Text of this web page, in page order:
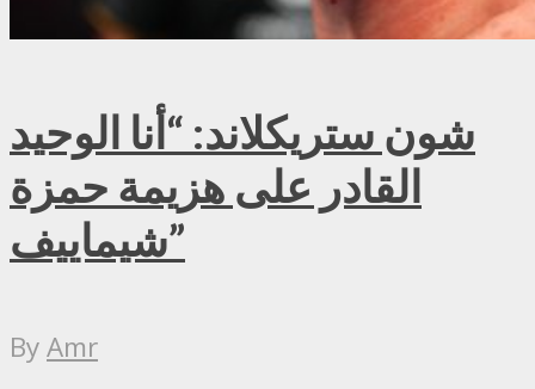
شون ستريكلاند: “أنا الوحيد
القادر على هزيمة حمزة
شيماييف”
ByAmr